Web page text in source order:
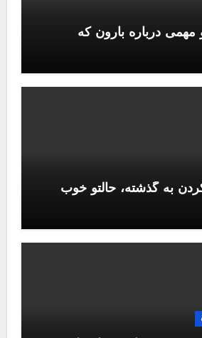
درباره بارون که
به گذشته، حالتو خوب